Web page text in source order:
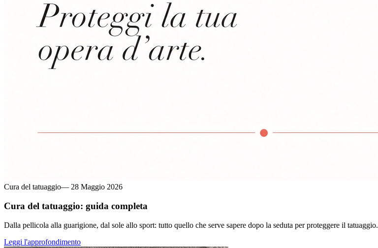
Cura del tatuaggio— 28 Maggio 2026
Cura del tatuaggio: guida completa
Dalla pellicola alla guarigione, dal sole allo sport: tutto quello che serve sapere dopo la seduta per proteggere il tatuaggio.
Leggi l'approfondimento